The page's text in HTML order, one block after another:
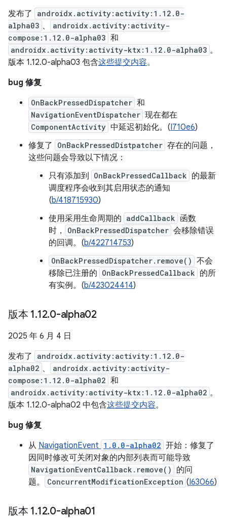
发布了
androidx.activity:activity:1.12.0-
alpha03 、
androidx.activity:activity-
compose:1.12.0-alpha03 和
androidx.activity:activity-ktx:1.12.0-alpha03 。
版本 1.12.0-alpha03 包含这些提交内容。
bug 修复
OnBackPressedDispatcher 和
NavigationEventDispatcher 现在都在
ComponentActivity 中延迟初始化。(I710e6)
修复了
OnBackPressedDistpatcher 存在的问题，
这些问题会导致以下情况：
只有添加到
OnBackPressedCallback 的最新
调度程序会收到其启用状态的通知
(b/418715930)
使用采用生命周期的 addCallback 函数
时，
OnBackPressedDispatcher 会移除错误
的回调。(b/422714753)
OnBackPressedDispatcher.remove() 不会
移除已注册的 OnBackPressedCallback 的所
有实例。(b/423024414)
版本 1.12.0-alpha02
2025 年 6 月 4 日
发布了
androidx.activity:activity:1.12.0-
alpha02 、
androidx.activity:activity-
compose:1.12.0-alpha02 和
androidx.activity:activity-ktx:1.12.0-alpha02 。
版本 1.12.0-alpha02 中包含这些提交内容。
bug 修复
从 NavigationEvent 1.0.0-alpha02 开始：修复了
因同时修改可关闭对象的内部列表而可能导致
NavigationEventCallback.remove()
的问
题。
ConcurrentModificationException (I63066)
版本 1.12.0-alpha01